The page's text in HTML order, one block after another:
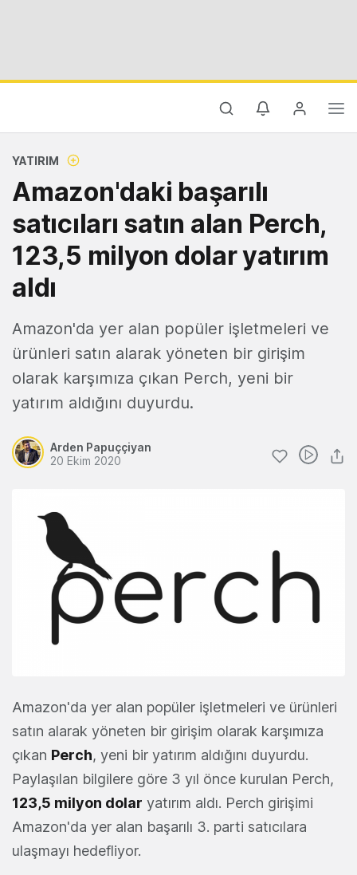
YATIRIM
Amazon'daki başarılı
satıcıları satın alan Perch,
123,5 milyon dolar yatırım
aldı
Amazon'da yer alan popüler işletmeleri ve
ürünleri satın alarak yöneten bir girişim
olarak karşımıza çıkan Perch, yeni bir
yatırım aldığını duyurdu.
Arden Papuççiyan
20 Ekim 2020
Amazon'da yer alan popüler işletmeleri ve ürünleri
satın alarak yöneten bir girişim olarak karşımıza
çıkan Perch, yeni bir yatırım aldığını duyurdu.
Paylaşılan bilgilere göre 3 yıl önce kurulan Perch,
123,5 milyon dolar yatırım aldı. Perch girişimi
Amazon'da yer alan başarılı 3. parti satıcılara
ulaşmayı hedefliyor.